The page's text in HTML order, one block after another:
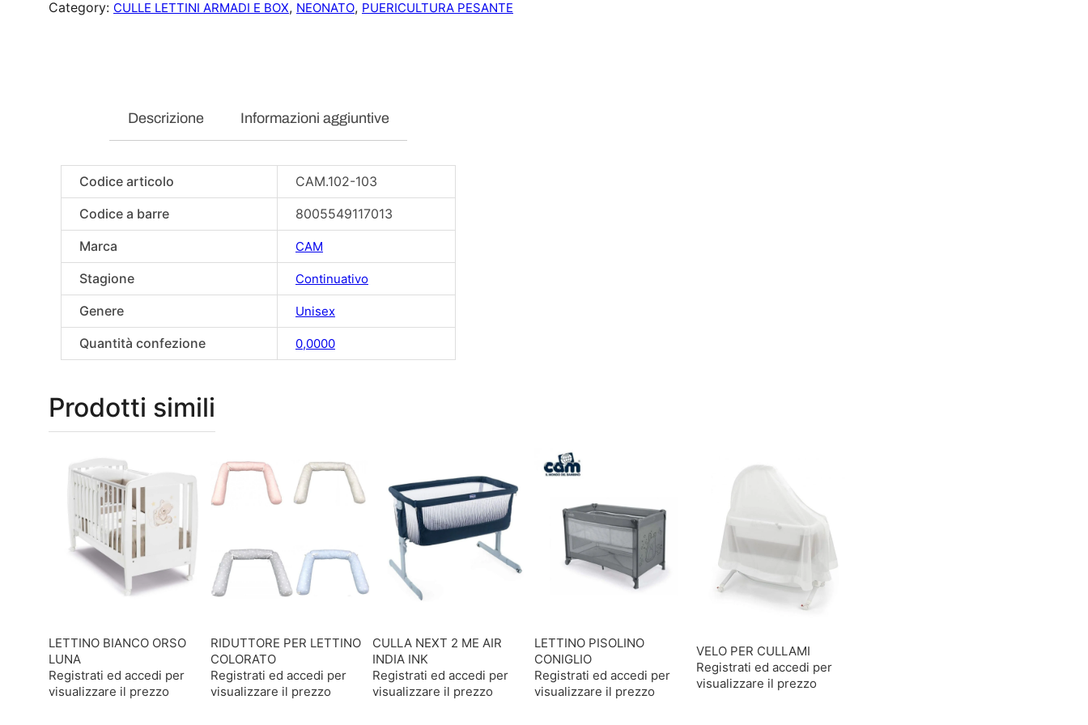
Category: CULLE LETTINI ARMADI E BOX, NEONATO, PUERICULTURA PESANTE
Descrizione Informazioni aggiuntive
Codice articolo
CAM.102-103
Codice a barre
8005549117013
Marca
CAM
Stagione Continuativo
Genere Unisex
Quantità confezione 0,0000
Prodotti simili
LETTINO BIANCO ORSO
LUNA
Registrati ed accedi per
visualizzare il prezzo
RIDUTTORE PER LETTINO
COLORATO
Registrati ed accedi per
visualizzare il prezzo
CULLA NEXT 2 ME AIR
INDIA INK
Registrati ed accedi per
visualizzare il prezzo
LETTINO PISOLINO
CONIGLIO
Registrati ed accedi per
visualizzare il prezzo
VELO PER CULLAMI
Registrati ed accedi per
visualizzare il prezzo